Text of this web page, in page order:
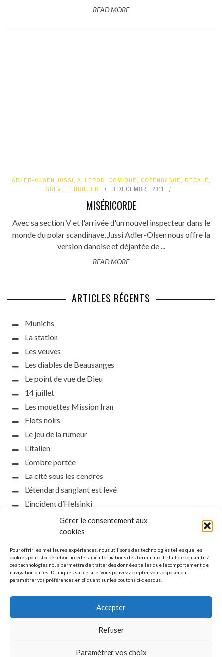
Gérer le consentement aux
cookies
Pour offrir les meilleures expériences, nous utilisons des technologies telles que les
cookies pour stocker et/ou accéder aux informations des terminaux. Le fait de consentir à
ces technologies nous permettra de traiter des données telles que le comportement de
navigation ou les ID uniques sur ce site. Vous pouvez accepter, vous opposer ou
paramétrer vos préférences en cliquant sur les boutons ci-dessous.
Accepter
Refuser
Paramétrer vos choix
READ MORE
ADLER-OLSEN JUSSI, ALLEROD, COMIQUE, COPENHAGUE, DÉCALÉ,
GREVE, THRILLER 8 DÉCEMBRE 2011
MISÉRICORDE
Avec sa section V et l'arrivée d'un nouvel inspecteur dans le
monde du polar scandinave, Jussi Adler-Olsen nous offre la
version danoise et déjantée de ...
READ MORE
ARTICLES RÉCENTS
Munichs
La station
Les veuves
Les diables de Beausanges
Le point de vue de Dieu
14 juillet
Les mouettes Mission Iran
Flots noirs
Le jeu de la rumeur
L’italien
L’ombre portée
La cité sous les cendres
L’étendard sanglant est levé
L’incident d’Helsinki
la petite fasciste
Toutes les nuances de la nuit
Que s’obscurcissent le soleil et la lumière
Le silence
MENTIONS LÉGALES